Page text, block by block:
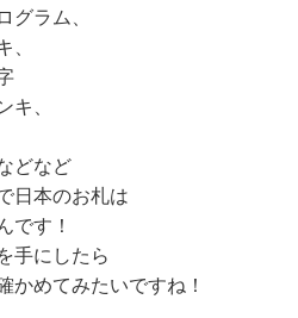
グラム、
、
キ、
どなど
日本のお札は
です！
手にしたら
かめてみたいですね！